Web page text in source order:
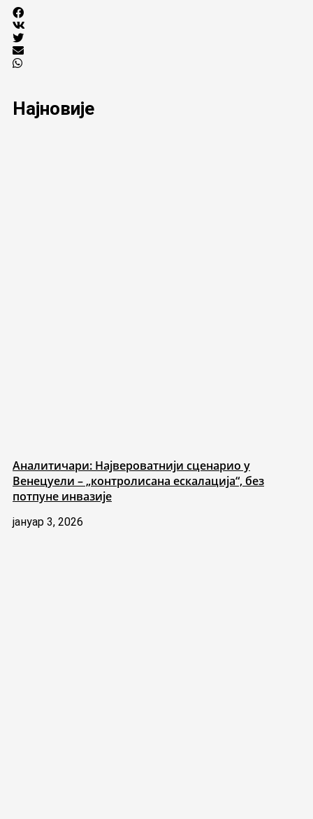
Најновије
Аналитичари: Највероватнији сценарио у
Венецуели – „контролисана ескалација“, без
потпуне инвазије
јануар 3, 2026